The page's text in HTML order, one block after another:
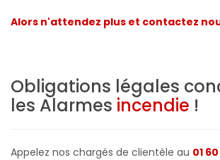
Alors n'attendez plus et contactez
Obligations légales
les Alarmes incendie !
Appelez nos chargés de clientèle au 01